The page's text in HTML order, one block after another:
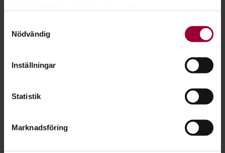
som kan ha en noggrannhet på upp till flera meter
Ta reda på mer om hur dina personliga uppgifter
Du kan ändra eller dra tillbaka ditt samtycke när som
För att du ska få en så bra upplevelse som möjligt
Nödvändig
Inställningar
Statistik
Marknadsföring
Nemis Tyrolentrall
punkfestival! Arrangörerna bakom Muskelrock står
även bakom Tyrolentrall – Punk i Parken, som går
av stapeln den 10 juli i Blädinge, Småland. Ansökan
för 20...